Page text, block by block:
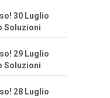
30 Luglio
Soluzioni
29 Luglio
Soluzioni
28 Luglio